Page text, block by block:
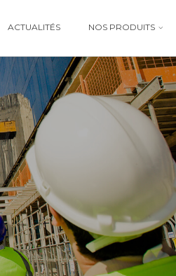
ACTUALITÉS NOS PRODUITS